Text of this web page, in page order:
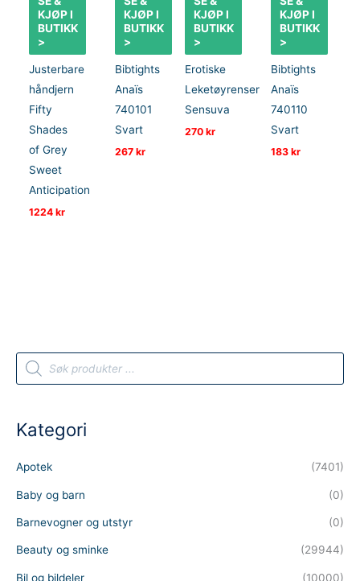
KJØP I
BUTIKK
>
Justerbare
håndjern
Fifty
Shades
of Grey
Sweet
Anticipation
1224kr
KJØP I
BUTIKK
>
Bibtights
Anaïs
740101
Svart
267kr
KJØP I
BUTIKK
>
Erotiske
Leketøyrenser
Sensuva
270kr
KJØP I
BUTIKK
>
Bibtights
Anaïs
740110
Svart
183kr
P
d
t
s
s
a
r
h
Kategori
Apotek (7401)
Baby og barn (0)
Barnevogner og utstyr (0)
Beauty og sminke (29944)
Bil og bildeler (10000)